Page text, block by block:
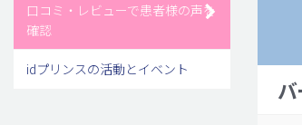
口コミ・レビューで患者様の声を
確認
idプリンスの活動とイベント